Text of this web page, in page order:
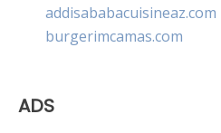
addisababacuisineaz.com
burgerimcamas.com
ADS